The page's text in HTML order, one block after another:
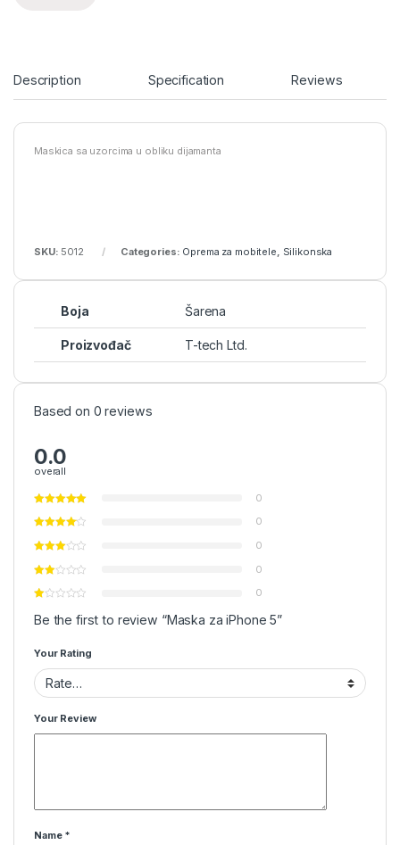
Description Specification Reviews
Maskica sa uzorcima u obliku dijamanta
SKU: 5012 Categories: Oprema za mobitele Silikonska
Boja Šarena
Proizvođač T-tech Ltd.
Based on 0 reviews
0.0
overall
0
0
0
0
0
Be the first to review “Maska za iPhone 5”
Your Rating
Your Review
Name *